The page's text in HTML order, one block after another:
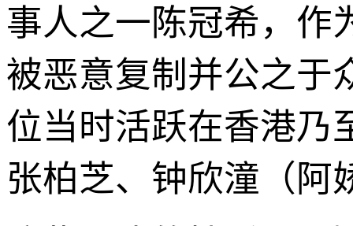
事人之一陈冠希，作
被恶意复制并公之于
位当时活跃在香港乃
张柏芝、钟欣潼（阿